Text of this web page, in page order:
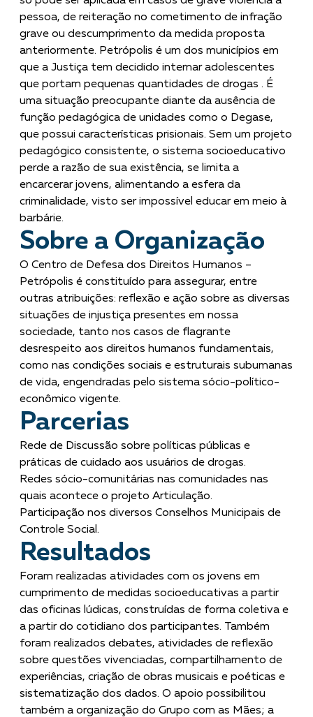
pessoa, de reiteração no cometimento de infração
grave ou descumprimento da medida proposta
anteriormente. Petrópolis é um dos municípios em
que a Justiça tem decidido internar adolescentes
que portam pequenas quantidades de drogas . É
uma situação preocupante diante da ausência de
função pedagógica de unidades como o Degase,
que possui características prisionais. Sem um projeto
pedagógico consistente, o sistema socioeducativo
perde a razão de sua existência, se limita a
encarcerar jovens, alimentando a esfera da
criminalidade, visto ser impossível educar em meio à
barbárie.
Sobre a Organização
O Centro de Defesa dos Direitos Humanos –
Petrópolis é constituído para assegurar, entre
outras atribuições: reflexão e ação sobre as diversas
situações de injustiça presentes em nossa
sociedade, tanto nos casos de flagrante
desrespeito aos direitos humanos fundamentais,
como nas condições sociais e estruturais subumanas
de vida, engendradas pelo sistema sócio-político-
econômico vigente.
Parcerias
Rede de Discussão sobre políticas públicas e
práticas de cuidado aos usuários de drogas.
Redes sócio-comunitárias nas comunidades nas
quais acontece o projeto Articulação.
Participação nos diversos Conselhos Municipais de
Controle Social.
Resultados
Foram realizadas atividades com os jovens em
cumprimento de medidas socioeducativas a partir
das oficinas lúdicas, construídas de forma coletiva e
a partir do cotidiano dos participantes. Também
foram realizados debates, atividades de reflexão
sobre questões vivenciadas, compartilhamento de
experiências, criação de obras musicais e poéticas e
sistematização dos dados. O apoio possibilitou
também a organização do Grupo com as Mães; a